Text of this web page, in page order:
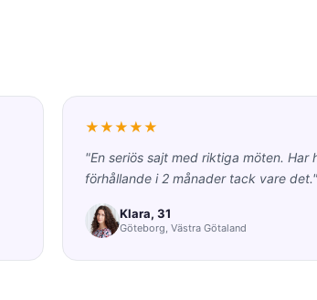
★★★★★
"En seriös sajt med riktiga möten. Har
förhållande i 2 månader tack vare det."
Klara, 31
Göteborg, Västra Götaland